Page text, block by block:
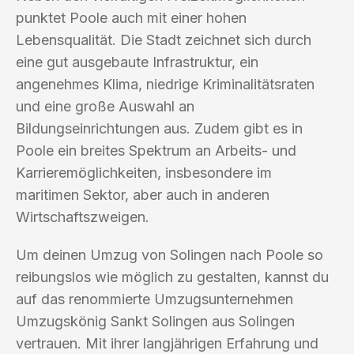
punktet Poole auch mit einer hohen
Lebensqualität. Die Stadt zeichnet sich durch
eine gut ausgebaute Infrastruktur, ein
angenehmes Klima, niedrige Kriminalitätsraten
und eine große Auswahl an
Bildungseinrichtungen aus. Zudem gibt es in
Poole ein breites Spektrum an Arbeits- und
Karrieremöglichkeiten, insbesondere im
maritimen Sektor, aber auch in anderen
Wirtschaftszweigen.
Um deinen Umzug von Solingen nach Poole so
reibungslos wie möglich zu gestalten, kannst du
auf das renommierte Umzugsunternehmen
Umzugskönig Sankt Solingen aus Solingen
vertrauen. Mit ihrer langjährigen Erfahrung und